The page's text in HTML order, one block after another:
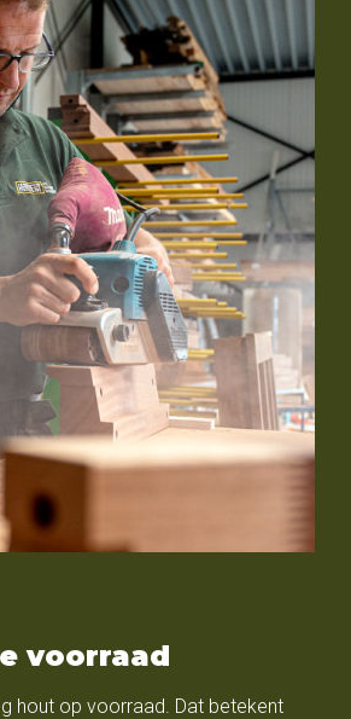
voorraad
hout op voorraad. Dat betekent